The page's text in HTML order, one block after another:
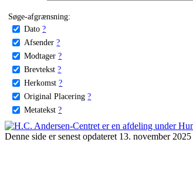
Søge-afgrænsning:
Dato ?
Afsender ?
Modtager ?
Brevtekst ?
Herkomst ?
Original Placering ?
Metatekst ?
Denne side er senest opdateret 13. november